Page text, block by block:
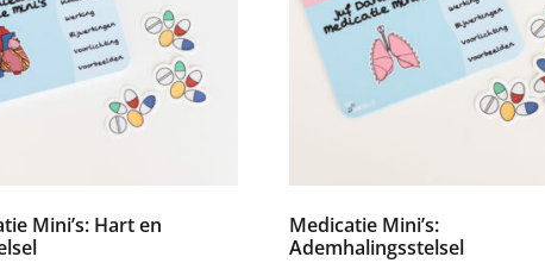
Mini’s: Hart en
Medicatie Mini’s:
Ademhalingsstelsel